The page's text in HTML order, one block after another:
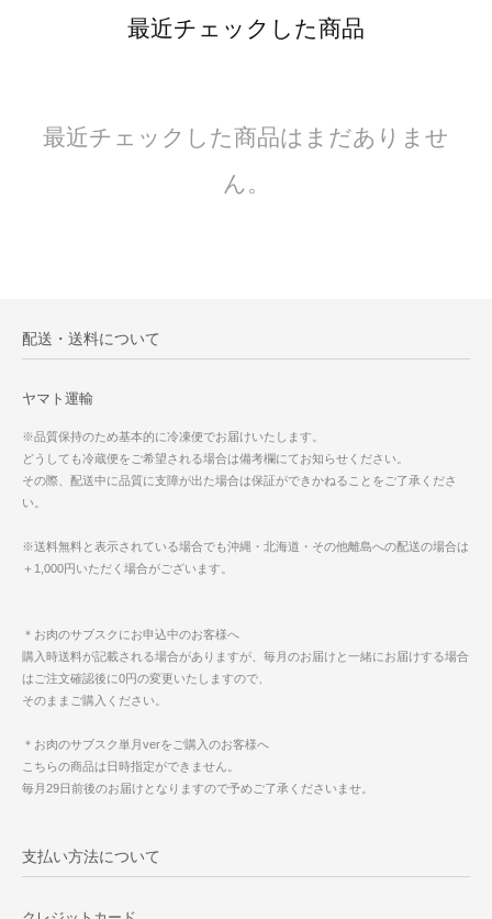
最近チェックした商品
最近チェックした商品はまだありませ
ん。
配送・送料について
ヤマト運輸
※品質保持のため基本的に冷凍便でお届けいたします。
どうしても冷蔵便をご希望される場合は備考欄にてお知らせください。
その際、配送中に品質に支障が出た場合は保証ができかねることをご了承くださ
い。
※送料無料と表示されている場合でも沖縄・北海道・その他離島への配送の場合は
＋1,000円いただく場合がございます。
＊お肉のサブスクにお申込中のお客様へ
購入時送料が記載される場合がありますが、毎月のお届けと一緒にお届けする場合
はご注文確認後に0円の変更いたしますので、
そのままご購入ください。
＊お肉のサブスク単月verをご購入のお客様へ
こちらの商品は日時指定ができません。
毎月29日前後のお届けとなりますので予めご了承くださいませ。
支払い方法について